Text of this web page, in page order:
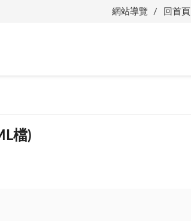
網站導覽 回首頁
檔)